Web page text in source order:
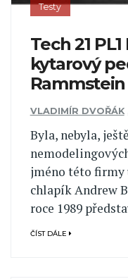
Testy
Tech 21
kytarový
Rammstein
VLADIMÍR DVOŘÁK
Byla, nebyla,
jméno této
chlapík Andrew
roce 1989
ČÍST DÁLE